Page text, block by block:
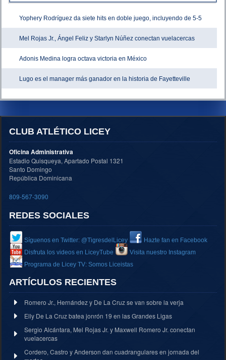
Yophery Rodríguez da siete hits en doble juego, incluyendo de 5-5
Mel Rojas Jr., Ángel Feliz y Starlyn Núñez conectan vuelacercas
Adonis Medina logra octava victoria en México
Lugo es el manager más ganador en la historia de Fayetteville
CLUB ATLÉTICO LICEY
Oficina Administrativa
Estadio Quisqueya, Apartado Postal 1321
Santo Domingo
República Dominicana
809-567-3090
REDES SOCIALES
Síguenos en Twitter: @TigresdelLicey
Hazte fan en Facebook
Disfruta los videos en LiceyTube
Visita nuestro Instagram
Programa de Licey TV: Somos Liceistas
ARTÍCULOS RECIENTES
Romero Jr., Hernández y De La Cruz se van sobre la verja
Elly De La Cruz batea jonrón 19 en las Grandes Ligas
Sergio Alcántara, Mel Rojas Jr. y Maxwell Romero Jr. conectan
vuelacercas
Cordero, Castro y Anderson dan cuadrangulares en jornada del